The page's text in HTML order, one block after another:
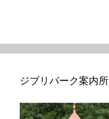
ジブリパーク案内所